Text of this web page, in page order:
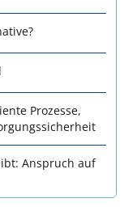
Prozesse,
Anspruch auf